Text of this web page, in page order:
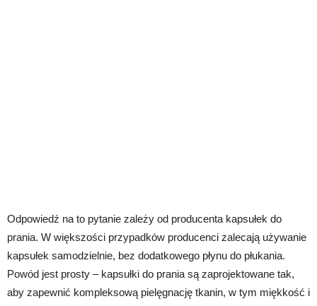
Odpowiedź na to pytanie zależy od producenta kapsułek do
prania. W większości przypadków producenci zalecają używanie
kapsułek samodzielnie, bez dodatkowego płynu do płukania.
Powód jest prosty – kapsułki do prania są zaprojektowane tak,
aby zapewnić kompleksową pielęgnację tkanin, w tym miękkość i